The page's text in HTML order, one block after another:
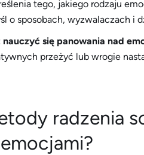
tego, jakiego rodzaju
o sposobach, wyzwalaczach i
się panowania nad
przeżyć lub wrogie
radzenia